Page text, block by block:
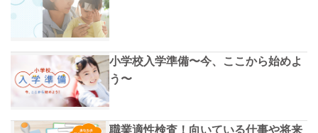
小学校入学準備〜今、ここから始めよ
う〜
職業適性検査！向いている仕事や将来